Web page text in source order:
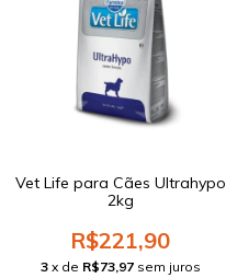
Vet Life para Cães Ultrahypo
2kg
R$221,90
3 x de R$73,97 sem juros